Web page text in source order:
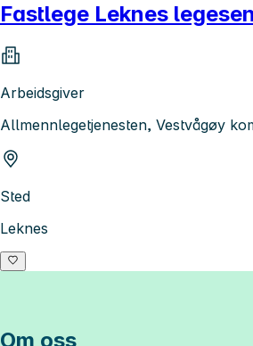
Fastlege Leknes
Arbeidsgiver
Allmennlegetjenesten, Vestvågøy
Sted
Leknes
Om oss